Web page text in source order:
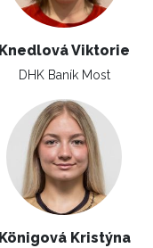
Knedlová Viktorie
DHK Baník Most
Königová Kristýna